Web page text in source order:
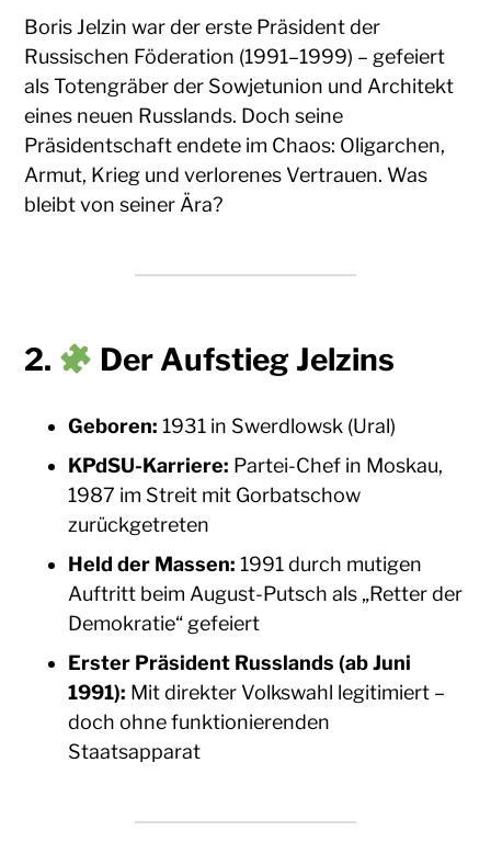
Boris Jelzin war der erste Präsident der
Russischen Föderation (1991–1999) – gefeiert
als Totengräber der Sowjetunion und Architekt
eines neuen Russlands. Doch seine
Präsidentschaft endete im Chaos: Oligarchen,
Armut, Krieg und verlorenes Vertrauen. Was
bleibt von seiner Ära?
2. Der Aufstieg Jelzins
Geboren: 1931 in Swerdlowsk (Ural)
KPdSU-Karriere: Partei-Chef in Moskau,
1987 im Streit mit Gorbatschow
zurückgetreten
Held der Massen: 1991 durch mutigen
Auftritt beim August-Putsch als „Retter der
Demokratie“ gefeiert
Erster Präsident Russlands (ab Juni
1991): Mit direkter Volkswahl legitimiert –
doch ohne funktionierenden
Staatsapparat